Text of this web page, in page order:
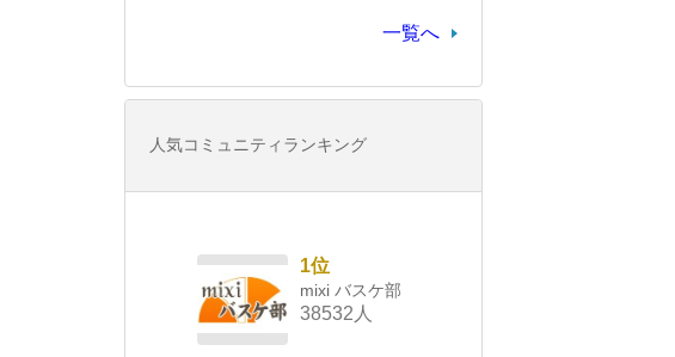
一覧へ
人気コミュニティランキング
1位
mixi バスケ部
38532人